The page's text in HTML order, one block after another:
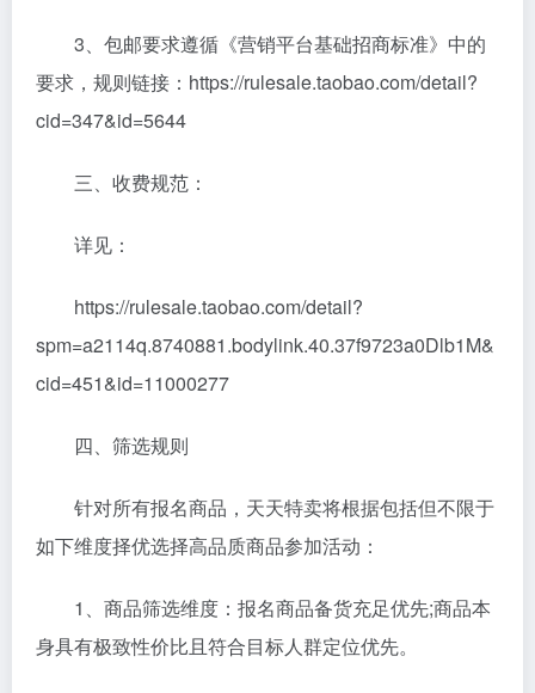
3、包邮要求遵循《营销平台基础招商标准》中的
要求，规则链接：https://rulesale.taobao.com/detail?
cid=347&id=5644
三、收费规范：
详见：
https://rulesale.taobao.com/detail?
spm=a2114q.8740881.bodylink.40.37f9723a0Dlb1M&
cid=451&id=11000277
四、筛选规则
针对所有报名商品，天天特卖将根据包括但不限于
如下维度择优选择高品质商品参加活动：
1、商品筛选维度：报名商品备货充足优先;商品本
身具有极致性价比且符合目标人群定位优先。